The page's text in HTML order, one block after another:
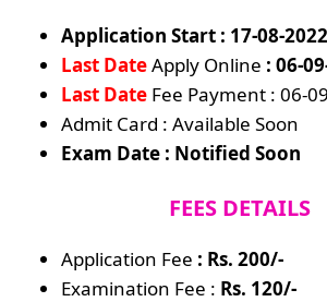
Application Start : 17-08-2022
Last DateApply Online : 06-
Last Date Fee Payment : 06-
Admit Card : Available Soon
Exam Date : Notified Soon
FEES DETAILS
Application Fee : Rs. 200/-
Examination Fee : Rs. 120/-